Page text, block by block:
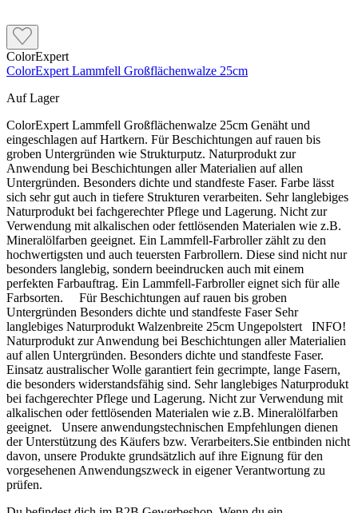
ColorExpert
ColorExpert Lammfell Großflächenwalze 25cm
Auf Lager
ColorExpert Lammfell Großflächenwalze 25cm Genäht und
eingeschlagen auf Hartkern. Für Beschichtungen auf rauen bis
groben Untergründen wie Strukturputz. Naturprodukt zur
Anwendung bei Beschichtungen aller Materialien auf allen
Untergründen. Besonders dichte und standfeste Faser. Farbe lässt
sich sehr gut auch in tiefere Strukturen verarbeiten. Sehr langlebiges
Naturprodukt bei fachgerechter Pflege und Lagerung. Nicht zur
Verwendung mit alkalischen oder fettlösenden Materialen wie z.B.
Mineralölfarben geeignet. Ein Lammfell-Farbroller zählt zu den
hochwertigsten und auch teuersten Farbrollern. Diese sind nicht nur
besonders langlebig, sondern beeindrucken auch mit einem
perfekten Farbauftrag. Ein Lammfell-Farbroller eignet sich für alle
Farbsorten. Für Beschichtungen auf rauen bis groben
Untergründen Besonders dichte und standfeste Faser Sehr
langlebiges Naturprodukt Walzenbreite 25cm Ungepolstert INFO!
Naturprodukt zur Anwendung bei Beschichtungen aller Materialien
auf allen Untergründen. Besonders dichte und standfeste Faser.
Einsatz australischer Wolle garantiert fein gecrimpte, lange Fasern,
die besonders widerstandsfähig sind. Sehr langlebiges Naturprodukt
bei fachgerechter Pflege und Lagerung. Nicht zur Verwendung mit
alkalischen oder fettlösenden Materialen wie z.B. Mineralölfarben
geeignet. Unsere anwendungstechnischen Empfehlungen dienen
der Unterstützung des Käufers bzw. Verarbeiters.Sie entbinden nicht
davon, unsere Produkte grundsätzlich auf ihre Eignung für den
vorgesehenen Anwendungszweck in eigener Verantwortung zu
prüfen.